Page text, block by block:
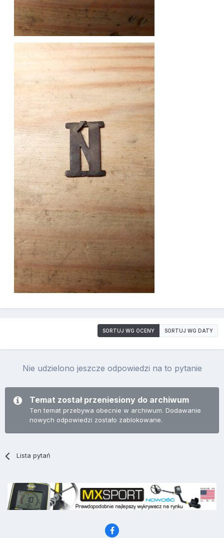
SORTUJ WG OCENY SORTUJ WG DATY
Nie udzielono jeszcze odpowiedzi na to pytanie
Temat został przeniesiony do archiwum
Ten temat przebywa obecnie w archiwum. Dodawanie
nowych odpowiedzi zostało zablokowane.
Lista pytań